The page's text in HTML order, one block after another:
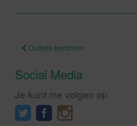
Berichtnavigatie
Oudere berichten
Social Media
Je kunt me volgen op